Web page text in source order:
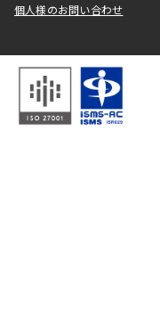
個人様のお問い合わせ